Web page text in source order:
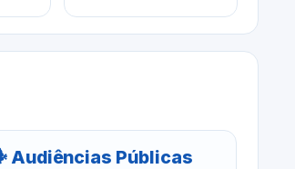
Audiências Públicas